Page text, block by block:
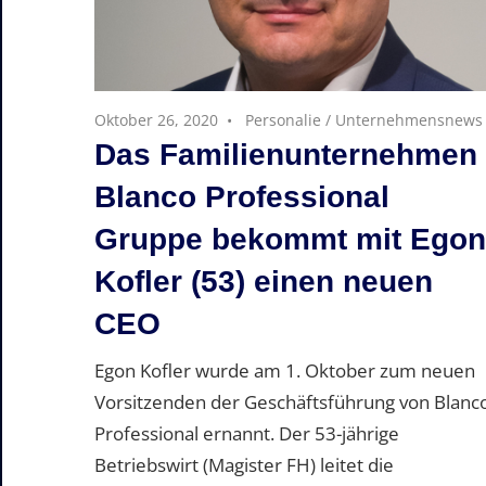
Oktober 26, 2020 Personalie / Unternehmensnews
Das Familienunternehmen
Blanco Professional
Gruppe bekommt mit Egon
Kofler (53) einen neuen
CEO
Egon Kofler wurde am 1. Oktober zum neuen
Vorsitzenden der Geschäftsführung von
Professional ernannt. Der 53-jährige
Betriebswirt (Magister FH) leitet die